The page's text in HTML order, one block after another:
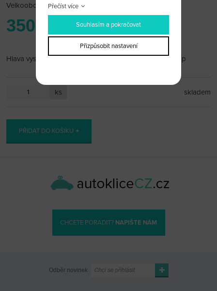
Velkoobchodní cena:po přihlášení
350 Kč
Hlava vystřelovacího klíče Audi bez čipu. Možno vložit čip
ks skladem
PŘIDAT DO KOŠÍKU
CHCETE PORADIT? NAPIŠTE NÁM
Odběr novinek
Přečíst více
Souhlasím a pokračovat
Přizpůsobit nastavení